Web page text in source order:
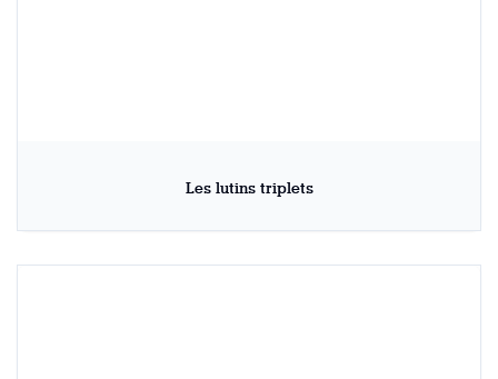
Les lutins triplets